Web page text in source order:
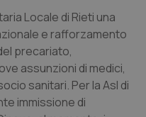
Locale di Rieti una
e rafforzamento
precariato,
assunzioni di medici,
sanitari. Per la Asl di
immissione di